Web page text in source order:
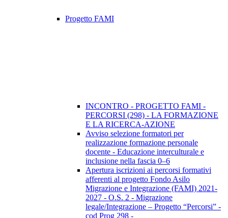
Progetto FAMI
INCONTRO - PROGETTO FAMI -
PERCORSI (298) - LA FORMAZIONE
E LA RICERCA-AZIONE
Avviso selezione formatori per
realizzazione formazione personale
docente - Educazione interculturale e
inclusione nella fascia 0–6
Apertura iscrizioni ai percorsi formativi
afferenti al progetto Fondo Asilo
Migrazione e Integrazione (FAMI) 2021-
2027 - O.S. 2 - Migrazione
legale/Integrazione – Progetto “Percorsi” -
cod Prog 298 -